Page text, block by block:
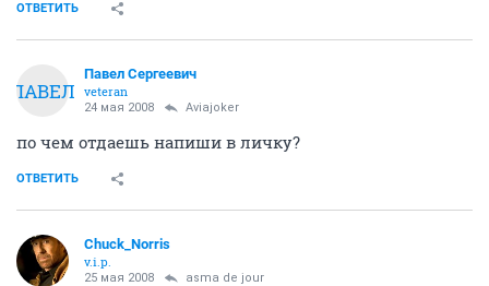
ОТВЕТИТЬ
ПАВЕЛ
Павел Сергеевич
veteran
24 мая 2008 Aviajoker
по чем отдаешь напиши в личку?
ОТВЕТИТЬ
Chuck_Norris
v.i.p.
25 мая 2008 asma de jour